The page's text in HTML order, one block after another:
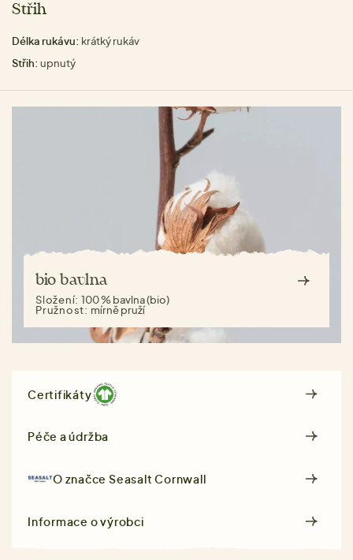
Střih
Délka rukávu: krátký rukáv
Střih: upnutý
bio bavlna
Složení:100 % bavlna (bio)
Pružnost: mírně pruží
Certifikáty
Péče a údržba
O značceSeasalt Cornwall
Informace o výrobci